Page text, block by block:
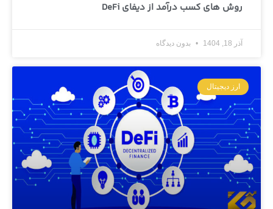
روش های کسب درآمد از دیفای DeFi
آذر 18, 1404 بدون دیدگاه
ارز دیجیتال